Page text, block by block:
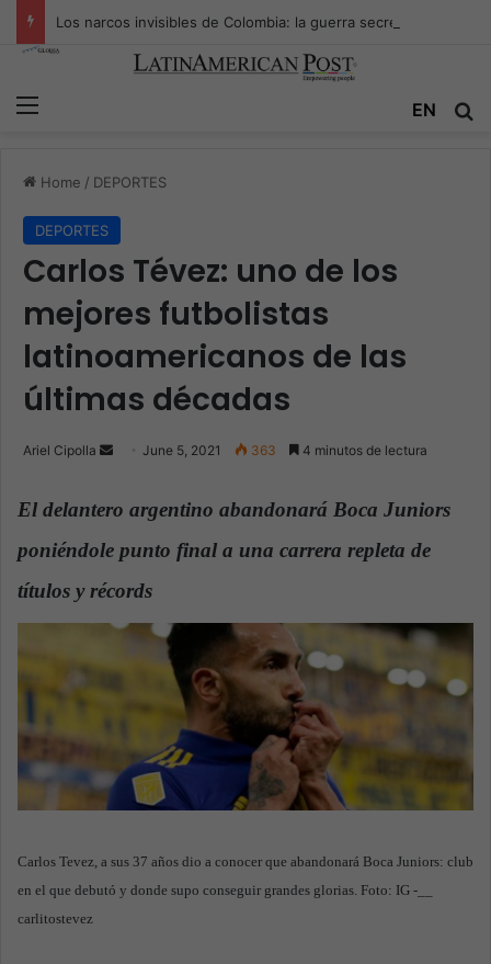
EN
Home / DEPORTES
DEPORTES
Carlos Tévez: uno de los
mejores futbolistas
latinoamericanos de las
últimas décadas
Ariel Cipolla
n
a
June 5, 2021 363 4 minutos de lectura
El delantero argentino abandonará Boca Juniors
poniéndole punto final a una carrera repleta de
títulos y récords
Carlos Tevez, a sus 37 años dio a conocer que abandonará Boca Juniors: club
en el que debutó y donde supo conseguir grandes glorias. Foto: IG -__
carlitostevez